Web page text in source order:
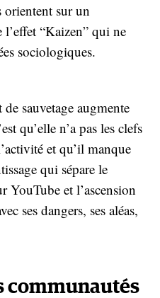
orientent sur un
“Kaizen” qui ne
sociologiques.
sauvetage augmente
qu’elle n’a pas les clefs
et qu’il manque
qui sépare le
YouTube et l’ascension
ses dangers, ses aléas,
communautés